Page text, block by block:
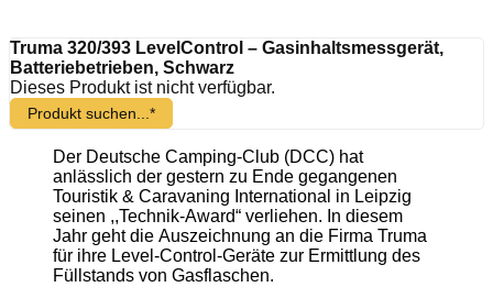
Truma 320/393 LevelControl – Gasinhaltsmessgerät,
Batteriebetrieben, Schwarz
Dieses Produkt ist nicht verfügbar.
Produkt suchen...*
Der Deutsche Camping-Club (DCC) hat
anlässlich der gestern zu Ende gegangenen
Touristik & Caravaning International in Leipzig
seinen ,,Technik-Award“ verliehen. In diesem
Jahr geht die Auszeichnung an die Firma Truma
für ihre Level-Control-Geräte zur Ermittlung des
Füllstands von Gasflaschen.